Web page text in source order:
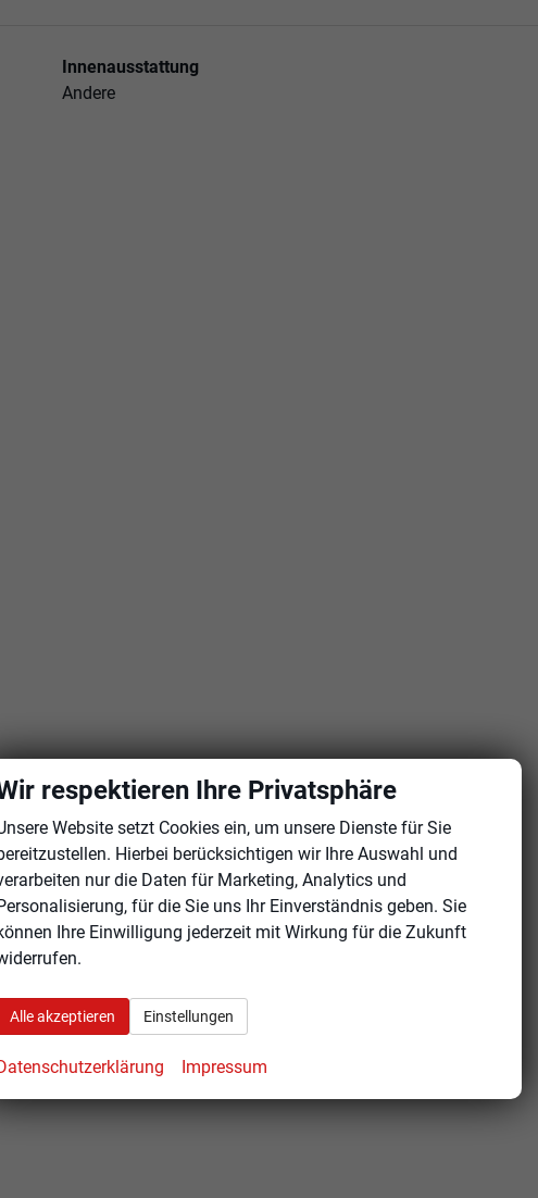
Innenausstattung
Andere
respektieren Ihre Privatsphäre
Website setzt Cookies ein, um unsere Dienste für Sie
Hierbei berücksichtigen wir Ihre Auswahl und
nur die Daten für Marketing, Analytics und
für die Sie uns Ihr Einverständnis geben. Sie
Ihre Einwilligung jederzeit mit Wirkung für die Zukunft
Alle akzeptieren Einstellungen
Impressum